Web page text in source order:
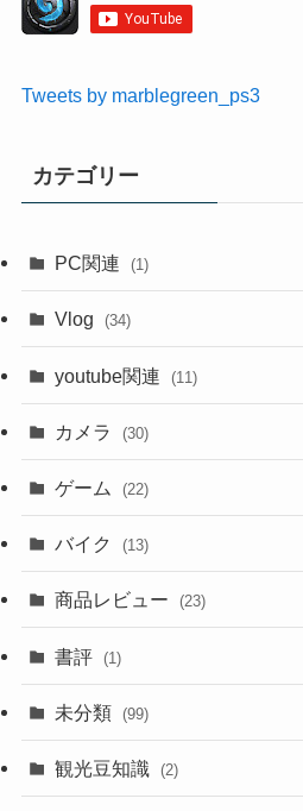
Tweets by marblegreen_ps3
カテゴリー
PC関連 (1)
Vlog (34)
youtube関連 (11)
カメラ (30)
ゲーム (22)
バイク (13)
商品レビュー (23)
書評 (1)
未分類 (99)
観光豆知識 (2)